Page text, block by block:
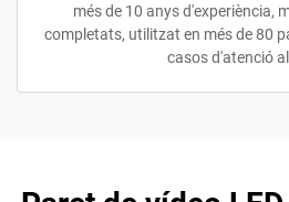
més de 10 anys d'experiència,
completats, utilitzat en més de 80
casos d'atenció